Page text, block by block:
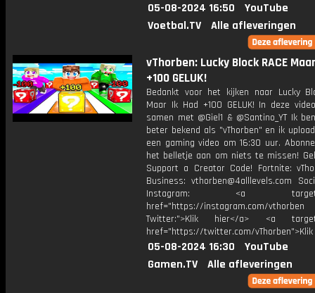
05-08-2024 16:50
YouTube
Voetbal.TV
Alle afleveringen
vThorben: Lucky Block RACE
+100 GELUK!
Bedankt voor het kijken naar Lucky
Maar Ik Had +100 GELUK! In deze
samen met @Giel1 & @Santino_YT Ik
beter bekend als "vThorben" en ik
een gaming video om 16:30 uur.
het belletje aan om niets te missen!
Support a Creator Code! Fortnite:
Business: vthorben@4alllevels.com
Instagram: <a
href="https://instagram.com/vthorben
Twitter:">Klik hier</a> <a
href="https://twitter.com/
05-08-2024 16:30
YouTube
Gamen.TV
Alle afleveringen